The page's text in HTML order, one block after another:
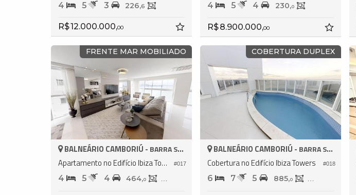
4 5 3 226,6
R$ 12.000.000,00
4 5 4 230,0
R$ 8.900.000,00
FRENTE MAR MOBILIADO
#017
BALNEÁRIO CAMBORIÚ - BARRA SUL
Apartamento no Edifício Ibiza Towers
4 5 4 464,0 237,
COBERTURA DUPLEX
#018
BALNEÁRIO CAMBORIÚ - BARRA SUL
Cobertura no Edifício Ibiza Towers
6 7 5 885,0 490,